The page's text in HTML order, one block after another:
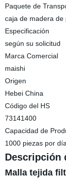
Paquete de
caja de madera de
Especificación
según su solicitud
Marca Comercial
maishi
Origen
Hebei China
Código del HS
73141400
Capacidad de
1000 piezas por día
Descripción
Malla tejida